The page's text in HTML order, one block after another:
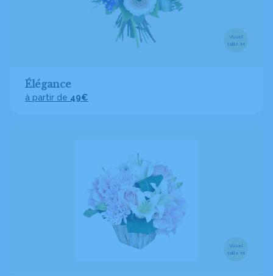
Visuel
taille M
Élégance
à partir de 49€
Visuel
taille M